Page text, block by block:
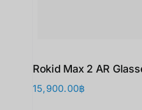
Rokid Max 2 AR
15,900.00฿